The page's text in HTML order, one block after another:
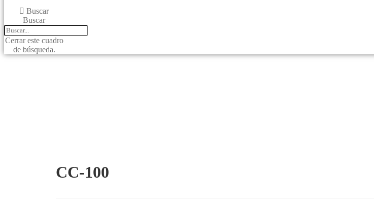
Buscar
Buscar
Cerrar este cuadro
de búsqueda.
CC-100